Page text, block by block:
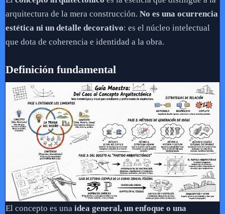
arquitectura de la mera construcción. No es una ocurrencia
estética ni un detalle decorativo: es el núcleo intelectual
que dota de coherencia e identidad a la obra.
Definición fundamental
El concepto es una idea general, un enfoque o una